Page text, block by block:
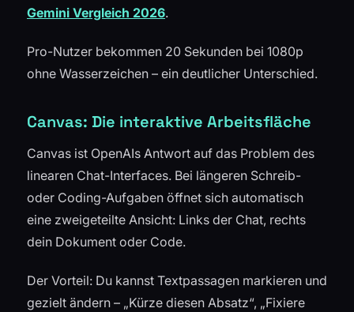
Gemini Vergleich 2026.
Pro-Nutzer bekommen 20 Sekunden bei 1080p
ohne Wasserzeichen – ein deutlicher Unterschied.
Canvas: Die interaktive Arbeitsfläche
Canvas ist OpenAIs Antwort auf das Problem des
linearen Chat-Interfaces. Bei längeren Schreib-
oder Coding-Aufgaben öffnet sich automatisch
eine zweigeteilte Ansicht: Links der Chat, rechts
dein Dokument oder Code.
Der Vorteil: Du kannst Textpassagen markieren und
gezielt ändern – „Kürze diesen Absatz“, „Fixiere